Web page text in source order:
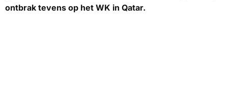
ontbrak tevens op het WK in Qatar.